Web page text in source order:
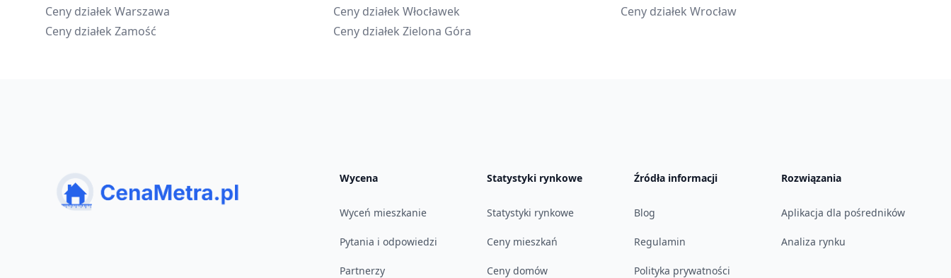
Ceny działek Warszawa Ceny działek Włocławek Ceny działekWrocław
Ceny działek Zamość Ceny działek Zielona Góra
Wycena
Wyceń mieszkanie
Pytania i odpowiedzi
Partnerzy
Statystyki rynkowe
Statystyki rynkowe
Ceny mieszkań
Ceny domów
Źródła informacji
Blog
Regulamin
Polityka prywatności
Rozwiązania
Aplikacja dla pośredników
Analiza rynku